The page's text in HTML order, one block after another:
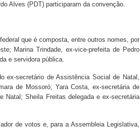
Alves (PDT) participaram da convenção.
que é composta, entre outros nomes, por
Marina Trindade, ex-vice-prefeita de Pedro
e servidora pública.
ex-secretário de Assistência Social de Natal,
de Mossoró; Yara Costa, ex-secretária de
Natal; Sheila Freitas delegada e ex-secretária
de votos e, para a Assembleia Legislativa,